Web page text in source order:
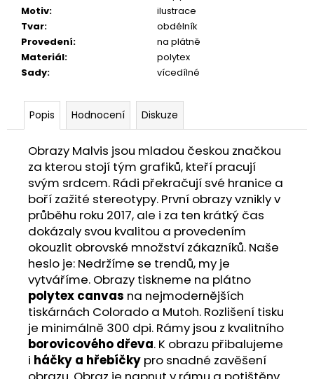
Motiv:
ilustrace
Tvar:
obdélník
Provedení:
na plátně
Materiál:
polytex
Sady: vícedílné
Popis Hodnocení Diskuze
Obrazy Malvis jsou mladou českou značkou
za kterou stojí tým grafiků, kteří pracují
svým srdcem. Rádi překračují své hranice a
boří zažité stereotypy. První obrazy vznikly v
průběhu roku 2017, ale i za ten krátký čas
dokázaly svou kvalitou a provedením
okouzlit obrovské množství zákazníků. Naše
heslo je: Nedržíme se trendů, my je
vytváříme. Obrazy tiskneme na plátno
polytex canvas na nejmodernějších
tiskárnách Colorado a Mutoh. Rozlišení tisku
je minimálně 300 dpi. Rámy jsou z kvalitního
borovicového dřeva. K obrazu přibalujeme
i háčky a hřebíčky pro snadné zavěšení